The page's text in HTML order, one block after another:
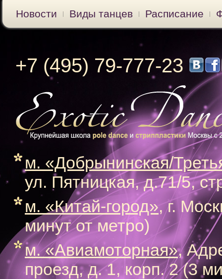
Новости Виды танцев Расписание
+7 (495) 79-777-23
м. «Добрынинская/
ул. Пятницкая, д.71/5,
м. «Китай-город», г.
минут от метро)
м. «Авиамоторная»,
проезд, д. 1, корп. 2 (3